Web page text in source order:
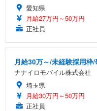
愛知県
月給27万円～50万円
正社員
月給30万～/未経験採用
ナナイロモバイル株式会社
埼玉県
月給30万円～50万円
正社員